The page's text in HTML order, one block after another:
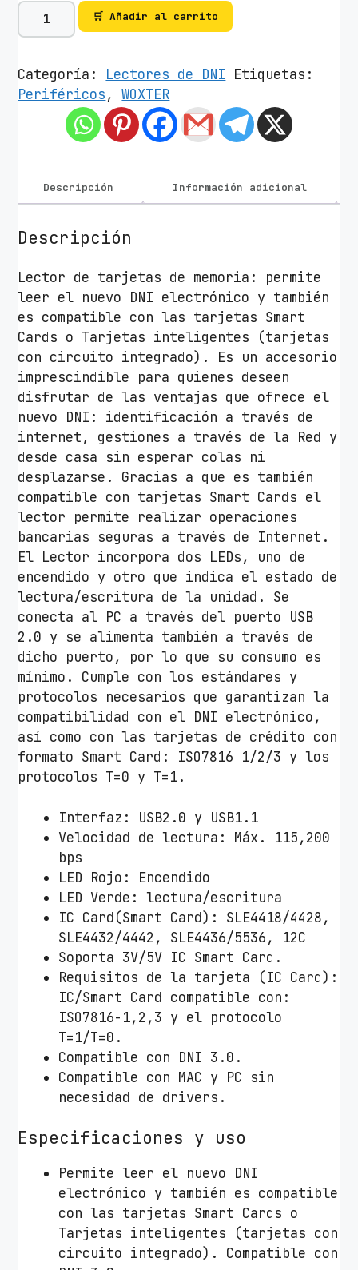
L
e
t
o
I
W
o
x
t
r
E
2
-
1
4
/
R
o
o
a
n
d
d
🛒 Añadir al carrito
Categoría: Lectores de DNI Etiquetas:
Periféricos,WOXTER
Descripción Información adicional
Descripción
Lector de tarjetas de memoria: permite
leer el nuevo DNI electrónico y también
es compatible con las tarjetas Smart
Cards o Tarjetas inteligentes (tarjetas
con circuito integrado). Es un accesorio
imprescindible para quienes deseen
disfrutar de las ventajas que ofrece el
nuevo DNI: identificación a través de
internet, gestiones a través de la Red y
desde casa sin esperar colas ni
desplazarse. Gracias a que es también
compatible con tarjetas Smart Cards el
lector permite realizar operaciones
bancarias seguras a través de Internet.
El Lector incorpora dos LEDs, uno de
encendido y otro que indica el estado de
lectura/escritura de la unidad. Se
conecta al PC a través del puerto USB
2.0 y se alimenta también a través de
dicho puerto, por lo que su consumo es
mínimo. Cumple con los estándares y
protocolos necesarios que garantizan la
compatibilidad con el DNI electrónico,
así como con las tarjetas de crédito con
formato Smart Card: ISO7816 1/2/3 y los
protocolos T=0 y T=1.
Interfaz: USB2.0 y USB1.1
Velocidad de lectura: Máx. 115,200
bps
LED Rojo: Encendido
LED Verde: lectura/escritura
IC Card(Smart Card): SLE4418/4428,
SLE4432/4442, SLE4436/5536, 12C
Soporta 3V/5V IC Smart Card.
Requisitos de la tarjeta (IC Card):
IC/Smart Card compatible con:
ISO7816-1,2,3 y el protocolo
T=1/T=0.
Compatible con DNI 3.0.
Compatible con MAC y PC sin
necesidad de drivers.
Especificaciones y uso
Permite leer el nuevo DNI
electrónico y también es compatible
con las tarjetas Smart Cards o
Tarjetas inteligentes (tarjetas con
circuito integrado). Compatible con